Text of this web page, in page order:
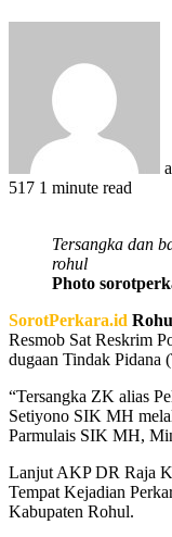
517 1 minute read
Tersangka dan
rohul
Photo
SorotPerkara.id
Resmob Sat Reskrim
dugaan Tindak Pidana
“Tersangka ZK alias
Setiyono SIK MH
Parmulais SIK MH,
Lanjut AKP DR Raja
Tempat Kejadian
Kabupaten Rohul.